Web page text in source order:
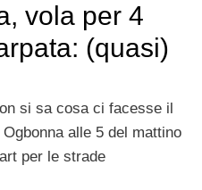
vola per 4
(quasi)
si sa cosa ci facesse il
alle 5 del mattino
per le strade